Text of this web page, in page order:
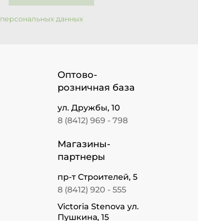
персональных данных
Оптово-
розничная база
ул. Дружбы, 10
8 (8412) 969 - 798
Магазины-
партнеры
пр-т Строителей, 5
8 (8412) 920 - 555
Victoria Stenova ул.
Пушкина, 15